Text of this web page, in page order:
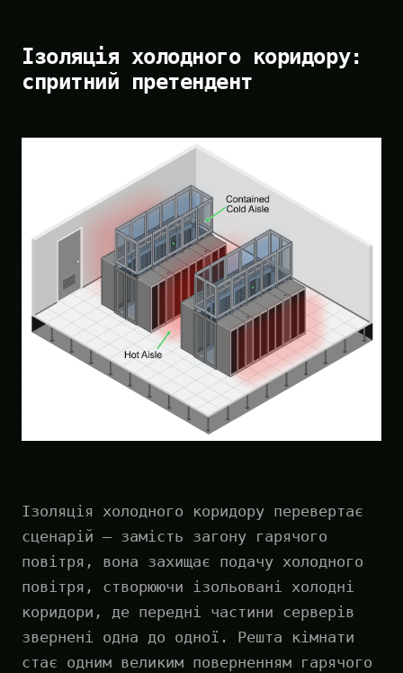
Ізоляція холодного коридору:
спритний претендент
Ізоляція холодного коридору перевертає
сценарій — замість загону гарячого
повітря, вона захищає подачу холодного
повітря, створюючи ізольовані холодні
коридори, де передні частини серверів
звернені одна до одної. Решта кімнати
стає одним великим поверненням гарячого